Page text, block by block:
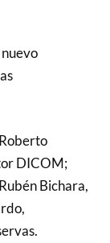
DICOM;
Bichara,